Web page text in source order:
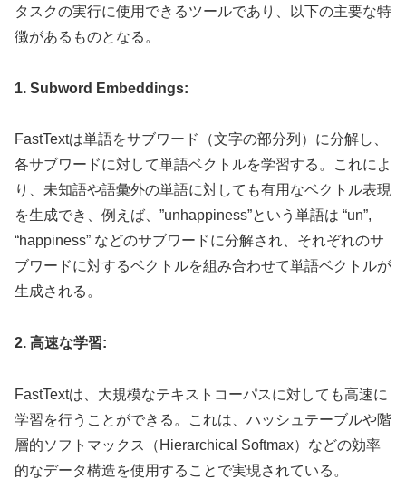
タスクの実行に使用できるツールであり、以下の主要な特
徴があるものとなる。
1. Subword Embeddings:
FastTextは単語をサブワード（文字の部分列）に分解し、
各サブワードに対して単語ベクトルを学習する。これによ
り、未知語や語彙外の単語に対しても有用なベクトル表現
を生成でき、例えば、”unhappiness”という単語は “un”,
“happiness” などのサブワードに分解され、それぞれのサ
ブワードに対するベクトルを組み合わせて単語ベクトルが
生成される。
2. 高速な学習:
FastTextは、大規模なテキストコーパスに対しても高速に
学習を行うことができる。これは、ハッシュテーブルや階
層的ソフトマックス（Hierarchical Softmax）などの効率
的なデータ構造を使用することで実現されている。